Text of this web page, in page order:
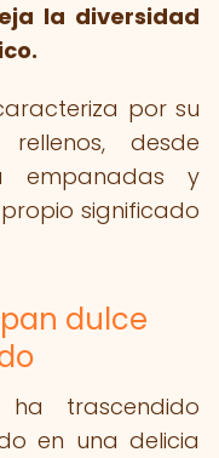
la diversidad
por su
desde
empanadas y
significado
dulce
trascendido
en una delicia